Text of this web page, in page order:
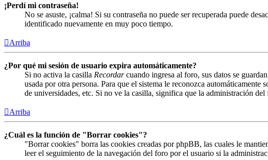
¡Perdí mi contraseña!
No se asuste, ¡calma! Si su contraseña no puede ser recuperada puede
identificado nuevamente en muy poco tiempo.
Arriba
¿Por qué mi sesión de usuario expira automáticamente?
Si no activa la casilla Recordarcuando ingresa al foro, sus datos se
usada por otra persona. Para que el sistema le reconozca
de universidades, etc. Si no ve la casilla, significa que la administración
Arriba
¿Cuál es la función de "Borrar cookies"?
"Borrar cookies" borra las cookies creadas por phpBB, las cuales le
leer el seguimiento de la navegación del foro por el usuario si la